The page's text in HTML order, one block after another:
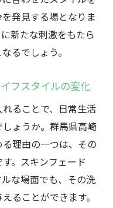
発見する場となりま
新たな刺激をもたら
るでしょう。
フスタイルの変化
ることで、日常生活
ょうか。群馬県高崎
理由の一つは、その
。スキンフェード
な場面でも、その洗
ることができます。